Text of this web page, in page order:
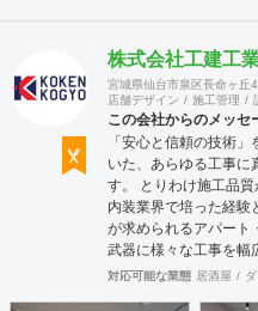
株式会社工建工
宮城県仙台市泉区長命ヶ丘
店舗デザイン
施工管理
この会社からのメッセ
「安心と信頼の技術
いた、あらゆる工事に
す。 とりわけ施工品
内装業界で培った経験
が求められるアパート
武器に様々な工事を幅
きな特徴です。
対応可能な業態 居酒屋